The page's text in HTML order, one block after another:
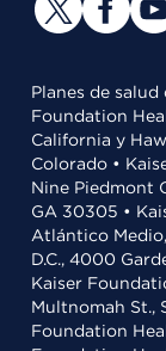
Planes de
Foundation
California y
Colorado •
Nine Piedmont
GA 30305 •
Atlántico
D.C., 4000
Kaiser
Multnomah St.,
Foundation